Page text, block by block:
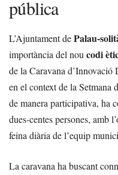
pública
L’Ajuntament dePalau-
importància del nou codi
de la Caravana
en el context de la Setmana
de manera participativa, ha
dues-centes persones, amb
feina diària de l’equip
La caravana ha buscant